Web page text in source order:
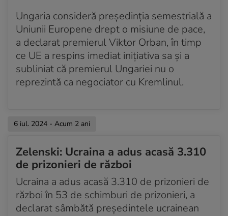
Ungaria consideră preşedinţia semestrială a
Uniunii Europene drept o misiune de pace,
a declarat premierul Viktor Orban, în timp
ce UE a respins imediat iniţiativa sa şi a
subliniat că premierul Ungariei nu o
reprezintă ca negociator cu Kremlinul.
6 iul. 2024 - Acum 2 ani
Zelenski: Ucraina a adus acasă 3.310
de prizonieri de război
Ucraina a adus acasă 3.310 de prizonieri de
război în 53 de schimburi de prizonieri, a
declarat sâmbătă preşedintele ucrainean